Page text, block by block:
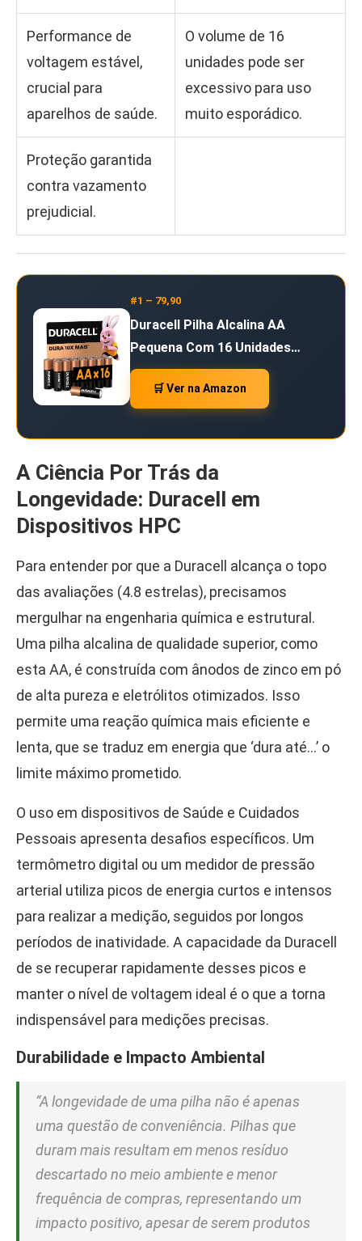
Performance de
voltagem estável,
crucial para
aparelhos de saúde.
O volume de 16
unidades pode ser
excessivo para uso
muito esporádico.
Proteção garantida
contra vazamento
prejudicial.
#1 – 79,90
Duracell Pilha Alcalina AA
Pequena Com 16 Unidades…
🛒 Ver na Amazon
A Ciência Por Trás da
Longevidade: Duracell em
Dispositivos HPC
Para entender por que a Duracell alcança o topo
das avaliações (4.8 estrelas), precisamos
mergulhar na engenharia química e estrutural.
Uma pilha alcalina de qualidade superior, como
esta AA, é construída com ânodos de zinco em pó
de alta pureza e eletrólitos otimizados. Isso
permite uma reação química mais eficiente e
lenta, que se traduz em energia que ‘dura até…’ o
limite máximo prometido.
O uso em dispositivos de Saúde e Cuidados
Pessoais apresenta desafios específicos. Um
termômetro digital ou um medidor de pressão
arterial utiliza picos de energia curtos e intensos
para realizar a medição, seguidos por longos
períodos de inatividade. A capacidade da Duracell
de se recuperar rapidamente desses picos e
manter o nível de voltagem ideal é o que a torna
indispensável para medições precisas.
Durabilidade e Impacto Ambiental
“A longevidade de uma pilha não é apenas
uma questão de conveniência. Pilhas que
duram mais resultam em menos resíduo
descartado no meio ambiente e menor
frequência de compras, representando um
impacto positivo, apesar de serem produtos